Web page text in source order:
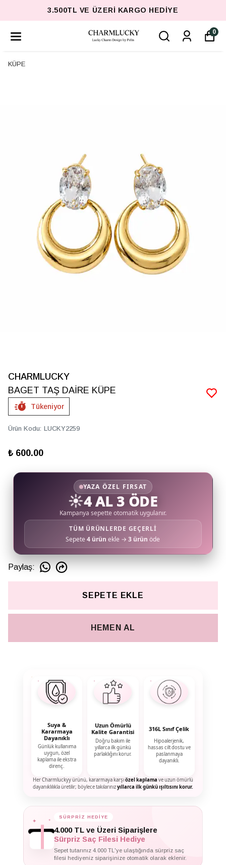
3.500TL VE ÜZERI KARGO HEDIYE
0
KÜPE
CHARMLUCKY
BAGET TAŞ DAİRE KÜPE
Tükeniyor
Ürün Kodu: LUCKY2259
₺ 600.00
YAZA ÖZEL FIRSAT
☀️4 AL 3 ÖDE
Kampanya sepette otomatik uygulanır.
TÜM ÜRÜNLERDE GEÇERLİ
Sepete4 ürün ekle →3 ürün öde
Paylaş:
SEPETE EKLE
HEMEN AL
Suya &
Kararmaya
Dayanıklı
Günlük kullanıma
uygun, özel
kaplama ile ekstra
direnç.
Uzun Ömürlü
Kalite Garantisi
Doğru bakım ile
yıllarca ilk günkü
parlaklığını korur.
316L Sınıf Çelik
Hipoalerjenik,
hassas cilt dostu ve
paslanmaya
dayanıklı.
Her Charmluckyy ürünü, kararmaya karşıözel kaplama ve uzun ömürlü
dayanıklılıkla üretilir; böylece takılarınızyıllarca ilk günkü ışıltısını korur.
✦ SÜRPRİZ HEDİYE
4.000 TL ve Üzeri Siparişlere
Sürpriz Saç Filesi Hediye
Sepet tutarınız 4.000 TL'ye ulaştığında sürpriz saç
filesi hediyeniz siparişinize otomatik olarak eklenir.